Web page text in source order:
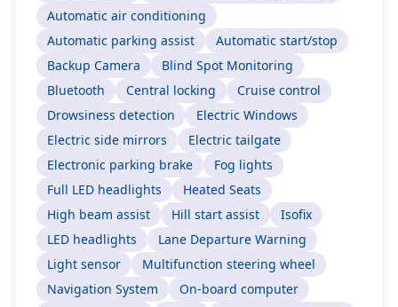
Automatic air conditioning
Automatic parking assist
Automatic start/stop
Backup Camera
Blind Spot Monitoring
Bluetooth
Central locking
Cruise control
Drowsiness detection
Electric Windows
Electric side mirrors
Electric tailgate
Electronic parking brake
Fog lights
Full LED headlights
Heated Seats
High beam assist
Hill start assist
Isofix
LED headlights
Lane Departure Warning
Light sensor
Multifunction steering wheel
Navigation System
On-board computer